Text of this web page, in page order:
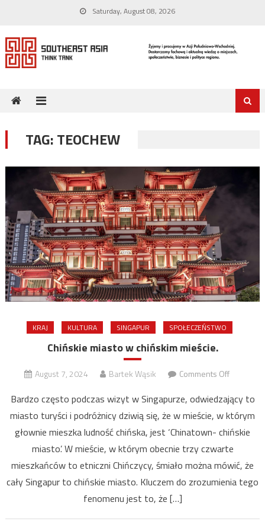
content
Saturday, August 08, 2026
TAG:TEOCHEW
KRAJ KULTURA SINGAPUR SPOŁECZEŃSTWO
Chińskie miasto w chińskim mieście.
August 7, 2024 Bartek Wąsik Comments Offon
miasto
w
chińskim
mieście.
Bardzo często podczas wizyt w Singapurze, odwiedzający to
miasto turyści i podróżnicy dziwią się, że w mieście, w którym
głownie mieszka ludność chińska, jest ‘Chinatown- chińskie
miasto’. W mieście, w którym obecnie trzy czwarte
mieszkańców to etniczni Chińczycy, śmiało można mówić, że
cały Singapur to chińskie miasto. Kluczem do zrozumienia tego
fenomenu jest to, że […]